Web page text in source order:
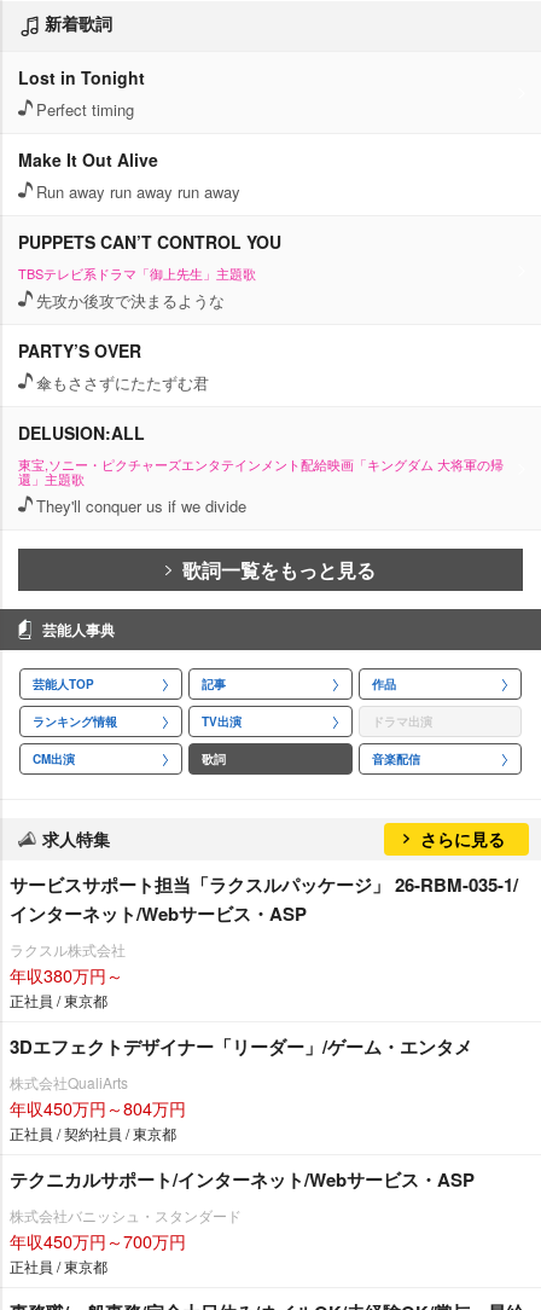
新着歌詞
Lost in Tonight
Perfect timing
Make It Out Alive
Run away run away run away
PUPPETS CAN’T CONTROL YOU
TBSテレビ系ドラマ「御上先生」主題歌
先攻か後攻で決まるような
PARTY’S OVER
傘もささずにたたずむ君
DELUSION:ALL
東宝,ソニー・ピクチャーズエンタテインメント配給映画「キングダム 大将軍の帰
還」主題歌
They'll conquer us if we divide
歌詞一覧をもっと見る
芸能人事典
芸能人TOP 記事 作品
ランキング情報 TV出演 ドラマ出演
CM出演 歌詞 音楽配信
求人特集 さらに見る
サービスサポート担当「ラクスルパッケージ」 26-RBM-035-1/
インターネット/Webサービス・ASP
ラクスル株式会社
年収380万円～
正社員 / 東京都
3Dエフェクトデザイナー「リーダー」/ゲーム・エンタメ
株式会社QualiArts
年収450万円～804万円
正社員 / 契約社員 / 東京都
テクニカルサポート/インターネット/Webサービス・ASP
株式会社バニッシュ・スタンダード
年収450万円～700万円
正社員 / 東京都